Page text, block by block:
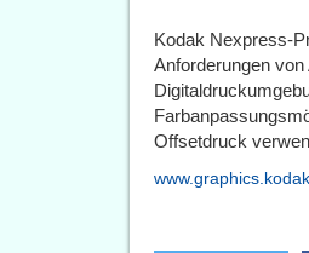
Kodak Nexpress-
Anforderungen
Offsetdruck